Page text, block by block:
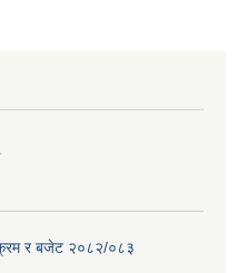
र बजेट २०८२/०८३